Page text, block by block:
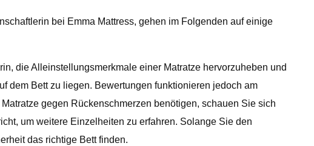
bei Emma Mattress, gehen im Folgenden auf einige
die Alleinstellungsmerkmale einer Matratze hervorzuheben und
dem Bett zu liegen. Bewertungen funktionieren jedoch am
gegen Rückenschmerzen benötigen, schauen Sie sich
um weitere Einzelheiten zu erfahren. Solange Sie den
das richtige Bett finden.